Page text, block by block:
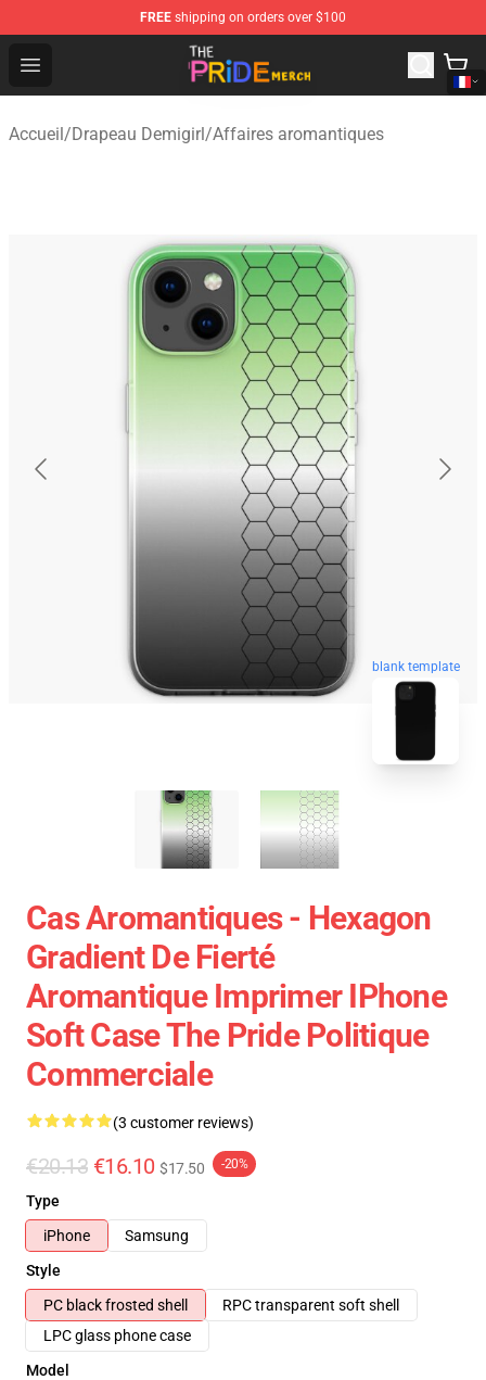
FREE shipping on orders over $100
Open menu
The Pride Shop - Official The Pride Merchandise Store
Accueil/Drapeau Demigirl/Affaires aromantiques
blank template
Cas Aromantiques - Hexagon
Gradient De Fierté
Aromantique Imprimer IPhone
Soft Case The Pride Politique
Commerciale
(3 customer reviews)
€20.13 €16.10 $17.50 -20%
Type
iPhone
Samsung
Style
PC black frosted shell
RPC transparent soft shell
LPC glass phone case
Model